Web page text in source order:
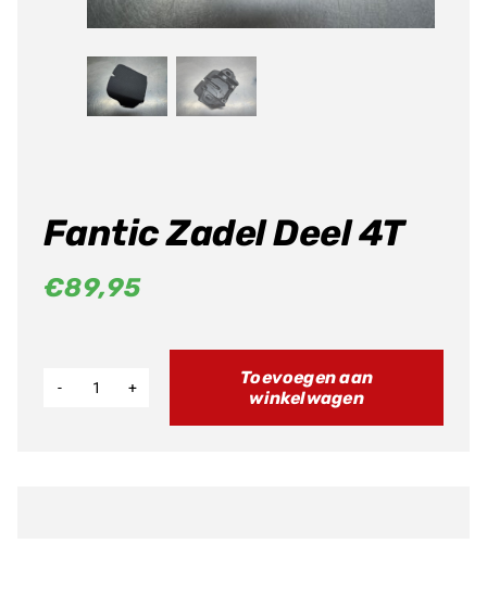
Fantic Zadel Deel 4T
€89,95
Toevoegen aan
winkelwagen